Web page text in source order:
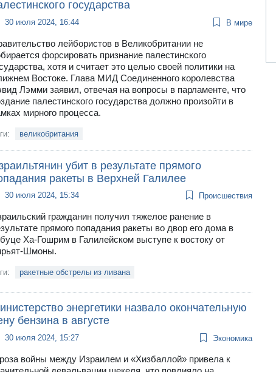
государства
30 июля 2024, 16:44 В мире
лейбористов в Великобритании не
форсировать признание палестинского
хотя и считает это целью своей политики на
Востоке. Глава МИД Соединенного королевства
Лэмми заявил, отвечая на вопросы в парламенте, что
палестинского государства должно произойти в
мирного процесса.
великобритания
убит в результате прямого
ракеты в Верхней Галилее
30 июля 2024, 15:34 Происшествия
гражданин получил тяжелое ранение в
прямого попадания ракеты во двор его дома в
Ха-Гошрим в Галилейском выступе к востоку от
Шмоны.
ракетные обстрелы из ливана
энергетики назвало окончательную
бензина в августе
30 июля 2024, 15:27 Экономика
войны между Израилем и «Хизбаллой» привела к